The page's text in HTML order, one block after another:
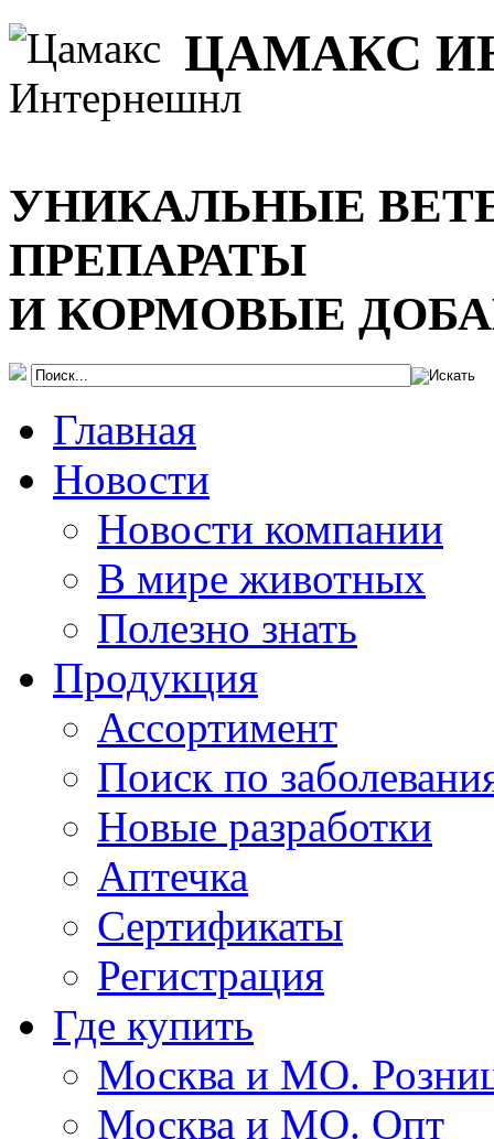
ЦАМАКС
УНИКАЛЬНЫЕ
ПРЕПАРАТЫ
И КОРМОВЫЕ
Главная
Новости
Новости компании
В мире животных
Полезно знать
Продукция
Ассортимент
Поиск по
Новые разработки
Аптечка
Сертификаты
Регистрация
Где купить
Москва и МО.
Москва и МО. Опт